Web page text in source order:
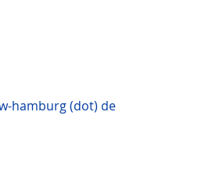
hamburg (dot) de